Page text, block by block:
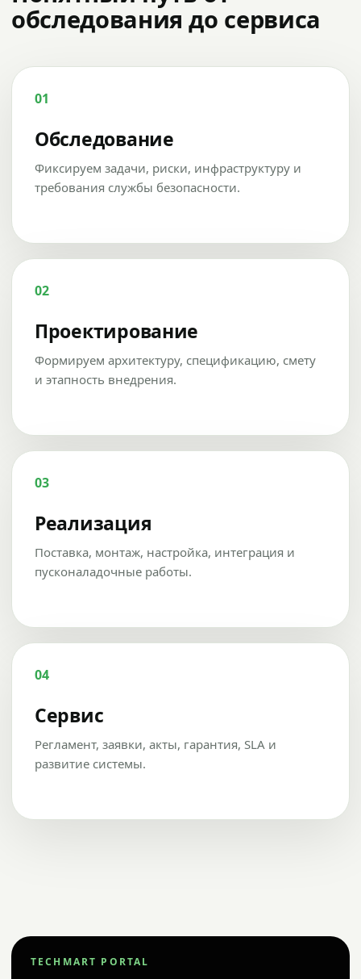
обследования до сервиса
01
Обследование
Фиксируем задачи, риски, инфраструктуру и
требования службы безопасности.
02
Проектирование
Формируем архитектуру, спецификацию, смету
и этапность внедрения.
03
Реализация
Поставка, монтаж, настройка, интеграция и
пусконаладочные работы.
04
Сервис
Регламент, заявки, акты, гарантия, SLA и
развитие системы.
TECHMART PORTAL